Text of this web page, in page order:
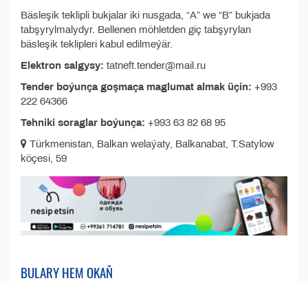
Bäsleşik teklipli bukjalar iki nusgada, “A” we “B” bukjada
tabşyrylmalydyr. Bellenen möhletden giç tabşyrylan
bäsleşik teklipleri kabul edilmeýär.
Elektron salgysy: tatneft.tender@mail.ru
Tender boýunça goşmaça maglumat almak üçin: +993
222 64366
Tehniki soraglar boýunça: +993 63 82 68 95
Türkmenistan, Balkan welaýaty, Balkanabat, T.Satylow
köçesi, 59
BULARY HEM OKAŇ